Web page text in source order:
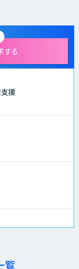
する
援
）
覧